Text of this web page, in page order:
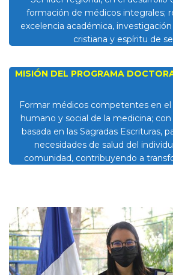
formación de médicos integrales;
excelencia académica,
cristiana y espíritu de
MISIÓN DEL PROGRAMA
Formar médicos competentes en
humano y social de la medicina;
basada en las Sagradas Escrituras,
necesidades de salud del
comunidad, contribuyendo a